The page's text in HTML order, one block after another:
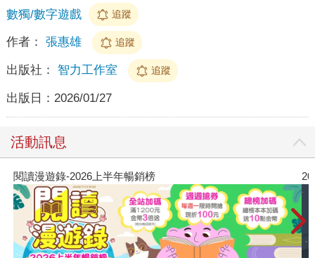
數獨/數字遊戲
追蹤
作者： 張惠雄 追蹤
出版社： 智力工作室 追蹤
出版日： 2026/01/27
活動訊息
2026年8月金石堂強力推薦